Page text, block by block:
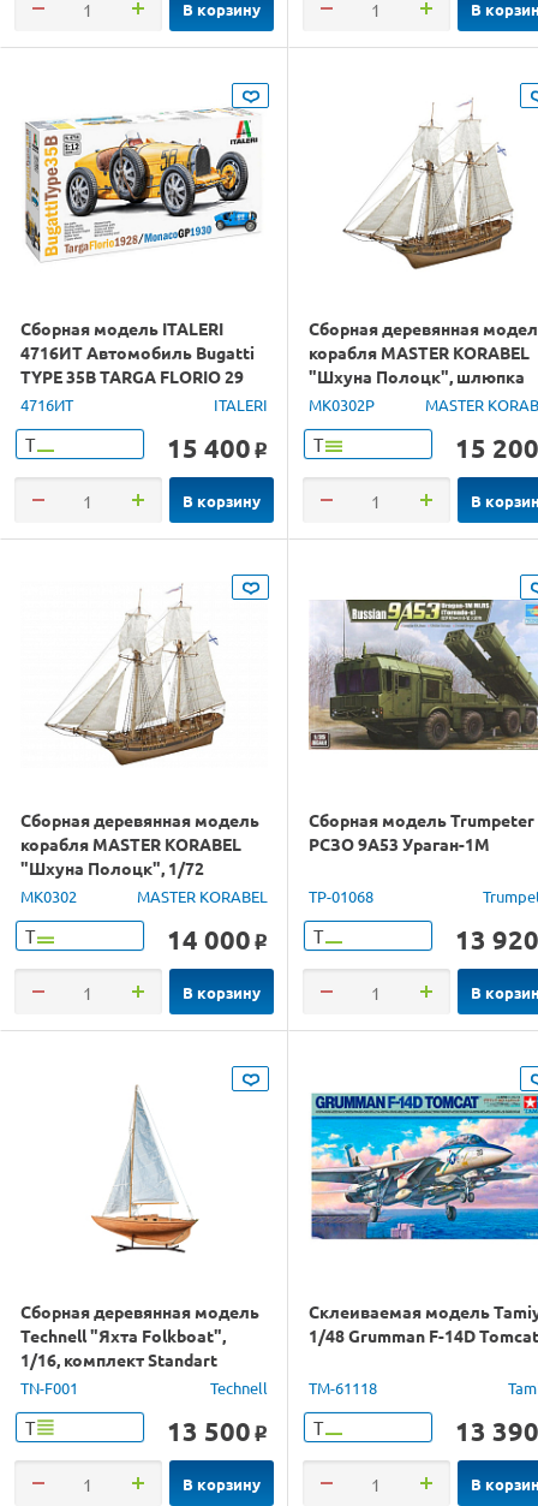
В корзину В
Сборная модель ITALERI
4716ИТ Автомобиль Bugatti
TYPE 35B TARGA FLORIO 29
MONACO GP 30, 1/12
4716ИТ ITALERI
Т 15 400 o
В корзину
Сборная деревянная
корабля MASTER KORABEL
"Шхуна Полоцк", шлюпка
МК0102, нактоуз, 1/72
MK0302P MASTER
Т 15 200
В
Сборная деревянная модель
корабля MASTER KORABEL
"Шхуна Полоцк", 1/72
MK0302 MASTER KORABEL
Т 14 000 o
В корзину
Сборная модель Trumpeter
РСЗО 9A53 Ураган-1M
TP-01068
Т 13 920
В
Сборная деревянная модель
Technell "Яхта Folkboat",
1/16, комплект Standart
TN-F001 Technell
Т 13 500 o
В корзину
Склеиваемая модель
1/48 Grumman F-14D Tomcat
TM-61118
Т 13 390
В